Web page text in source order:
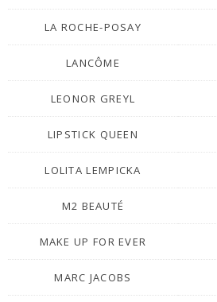
LA ROCHE-POSAY
LANCÔME
LEONOR GREYL
LIPSTICK QUEEN
LOLITA LEMPICKA
M2 BEAUTÉ
MAKE UP FOR EVER
MARC JACOBS